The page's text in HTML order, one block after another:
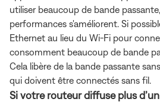
utiliser beaucoup de bande
performances s'améliorent. Si
Ethernet au lieu du Wi-Fi pour
consomment beaucoup de bande
Cela libère de la bande passante
qui doivent être connectés sans fil.
Si votre routeur diffuse plus